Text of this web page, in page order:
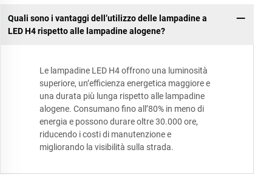
Quali sono i vantaggi dell’utilizzo delle lampadine a
LED H4 rispetto alle lampadine alogene?
Le lampadine LED H4 offrono una luminosità
superiore, un’efficienza energetica maggiore e
una durata più lunga rispetto alle lampadine
alogene. Consumano fino all’80% in meno di
energia e possono durare oltre 30.000 ore,
riducendo i costi di manutenzione e
migliorando la visibilità sulla strada.